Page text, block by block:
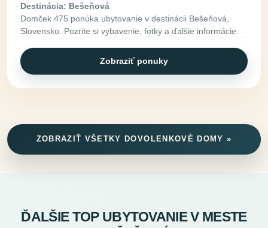
Destinácia: Bešeňová
Domček 475 ponúka ubytovanie v destinácii Bešeňová,
Slovensko. Pozrite si vybavenie, fotky a ďalšie informácie.
Zobraziť ponuky
ZOBRAZIŤ VŠETKY DOVOLENKOVÉ DOMY »
ĎALŠIE TOP UBYTOVANIE V MESTE